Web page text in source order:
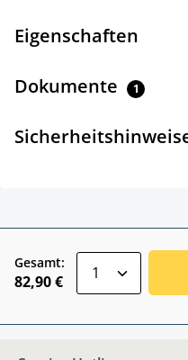
Eigenschaften
Dokumente 1
Gesamt:
82,90 €